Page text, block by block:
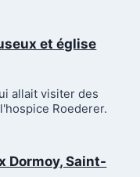
et église
allait visiter des
Roederer.
Dormoy, Saint-